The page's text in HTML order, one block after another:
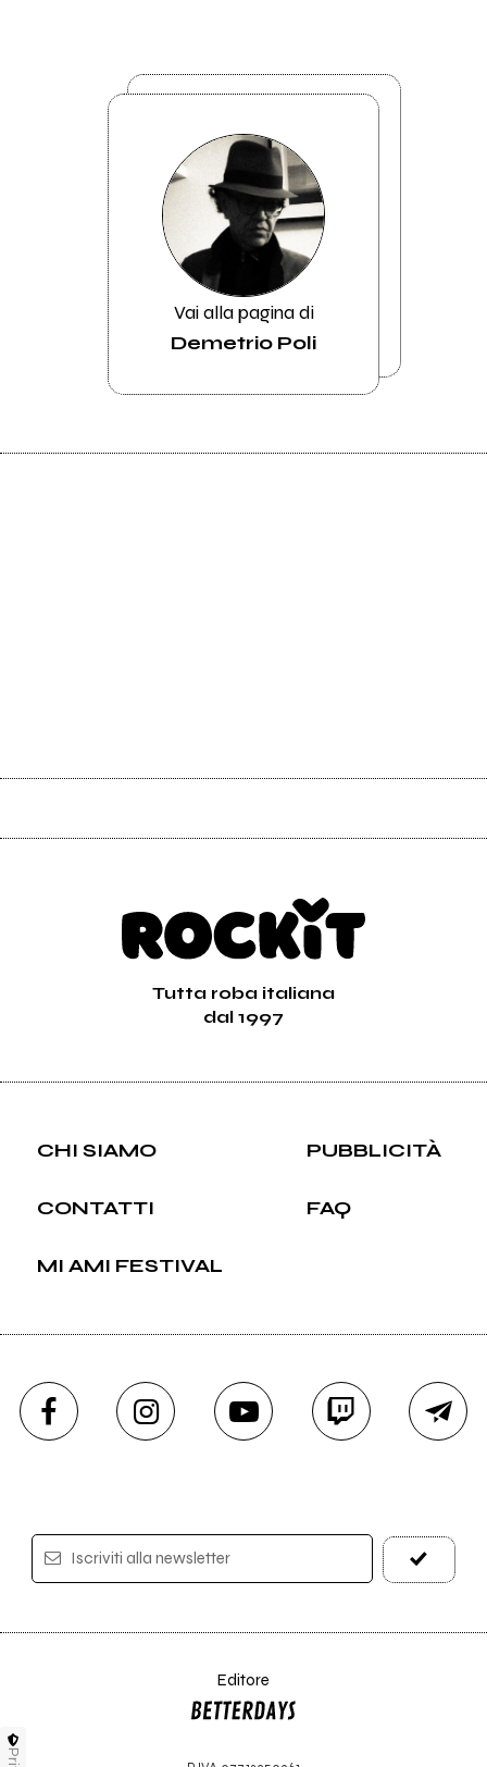
Vai alla pagina di
Demetrio Poli
Tutta roba italiana
dal 1997
CHI SIAMO PUBBLICITÀ
CONTATTI FAQ
MI AMI FESTIVAL
Iscriviti alla newsletter
Editore